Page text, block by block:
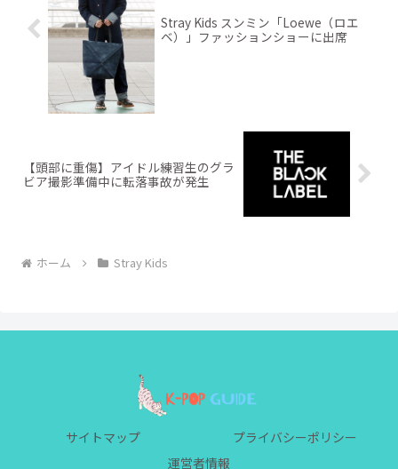
Stray Kids スンミン「Loewe（ロエ
ベ）」ファッションショーに出席
【頭部に重傷】アイドル練習生のグラ
ビア撮影準備中に転落事故が発生
ホーム Stray Kids
サイトマップ
プライバシーポリシー
運営者情報